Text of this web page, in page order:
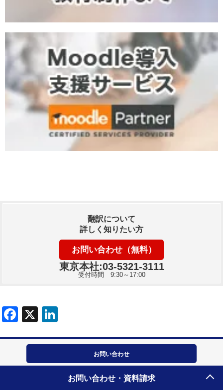
翻訳について
詳しく知りたい方
お問い合わせ（無料）
東京本社:03-5321-3111
受付時間 9:30～17:00
お問い合わせ・資料請求
お問い合わせ
東京本社